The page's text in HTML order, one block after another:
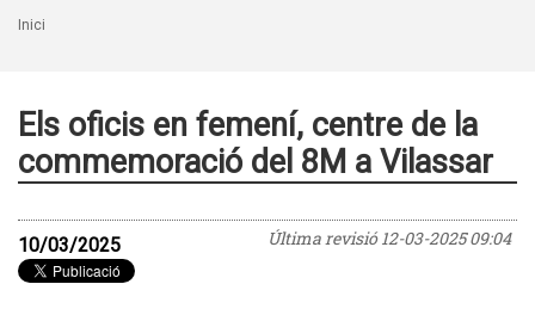
Inici
Els oficis en femení, centre de la
commemoració del 8M a Vilassar
Última revisió12-03-2025 09:04
10/03/2025